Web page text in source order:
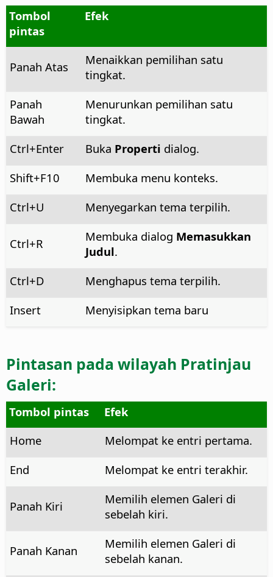
Tombol
pintas
Efek
Panah Atas
Menaikkan pemilihan satu
tingkat.
Panah
Bawah
Menurunkan pemilihan satu
tingkat.
Ctrl+Enter Buka Properti dialog.
Shift+F10
Membuka menu konteks.
Ctrl+U Menyegarkan tema terpilih.
Ctrl+R Membuka dialog Memasukkan
Judul.
Ctrl+D
Menghapus tema terpilih.
Insert
Menyisipkan tema baru
Pintasan pada wilayah Pratinjau
Galeri:
Tombol pintas
Efek
Home
Melompat ke entri pertama.
End
Melompat ke entri terakhir.
Panah Kiri
Memilih elemen Galeri di
sebelah kiri.
Panah Kanan
Memilih elemen Galeri di
sebelah kanan.